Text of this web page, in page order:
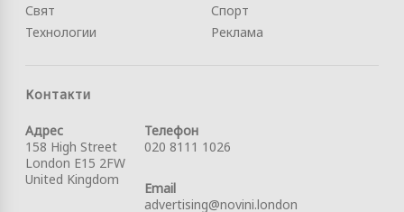
Свят
Технологии
Спорт
Реклама
Контакти
Адрес
158 High Street
London E15 2FW
United Kingdom
Телефон
020 8111 1026
Email
advertising@novini.london